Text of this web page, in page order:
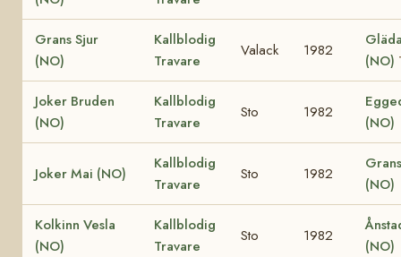
Grans Sjur
(NO)
Kallblodig
Travare
Valack 1982
(NO)
Joker Bruden
(NO)
Kallblodig
Travare
Sto 1982
(NO)
Joker Mai (NO)
Kallblodig
Travare
Sto 1982
(NO)
Kolkinn Vesla
(NO)
Kallblodig
Travare
Sto 1982
(NO)